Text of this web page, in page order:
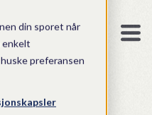
din sporet når
preferansen